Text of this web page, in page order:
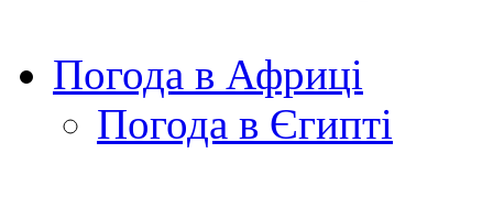
Погода в Африці
Погода в Єгипті